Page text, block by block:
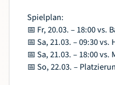
Spielplan:
📅 Fr, 20.03. – 18:00 vs.
📅 Sa, 21.03. – 09:30 vs.
📅 Sa, 21.03. – 18:00
📅 So, 22.03. –